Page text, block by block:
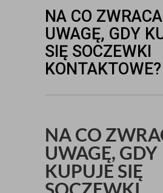
NA CO
UWAGĘ, GDY
SIĘ SOCZEWKI
KONTAKTOWE?
NA CO
UWAGĘ, GDY
KUPUJE SIĘ